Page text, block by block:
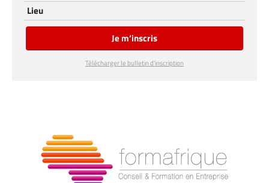
Lieu
Je m’inscris
Télécharger le bulletin d’inscription